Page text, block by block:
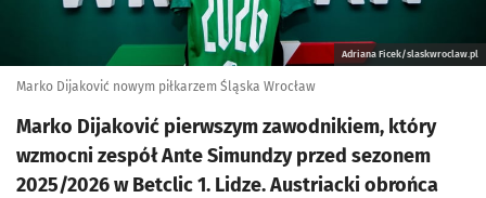
Adriana Ficek/slaskwroclaw.pl
Marko Dijaković nowym piłkarzem Śląska Wrocław
Marko Dijaković pierwszym zawodnikiem, który
wzmocni zespół Ante Simundzy przed sezonem
2025/2026 w Betclic 1. Lidze. Austriacki obrońca